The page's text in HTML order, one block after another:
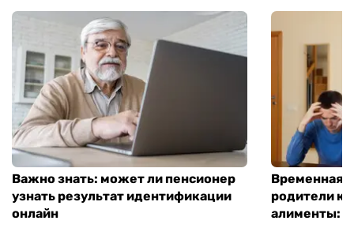
Важно знать: может ли пенсионер
узнать результат идентификации
онлайн
Временная
родители
алименты: